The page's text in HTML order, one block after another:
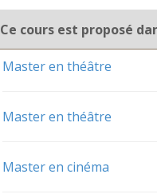
Ce cours est proposé
Master en théâtre
Master en théâtre
Master en cinéma